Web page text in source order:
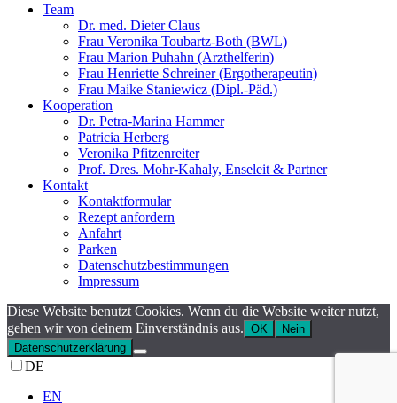
Team
Dr. med. Dieter Claus
Frau Veronika Toubartz-Both (BWL)
Frau Marion Puhahn (Arzthelferin)
Frau Henriette Schreiner (Ergotherapeutin)
Frau Maike Staniewicz (Dipl.-Päd.)
Kooperation
Dr. Petra-Marina Hammer
Patricia Herberg
Veronika Pfitzenreiter
Prof. Dres. Mohr-Kahaly, Enseleit & Partner
Kontakt
Kontaktformular
Rezept anfordern
Anfahrt
Parken
Datenschutzbestimmungen
Impressum
Diese Website benutzt Cookies. Wenn du die Website weiter nutzt,
gehen wir von deinem Einverständnis aus. OK
Nein
Datenschutzerklärung
DE
EN